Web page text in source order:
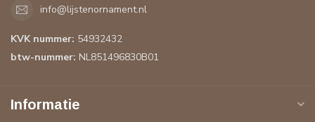
info@lijstenornament.nl
KVK nummer: 54932432
btw-nummer: NL851496830B01
Informatie